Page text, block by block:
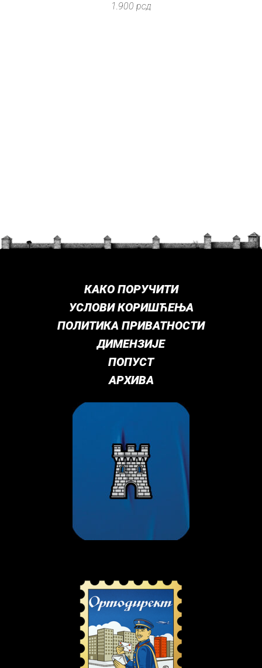
1.900 рсд
КАКО ПОРУЧИТИ
УСЛОВИ КОРИШЋЕЊА
ПОЛИТИКА ПРИВАТНОСТИ
ДИМЕНЗИЈЕ
ПОПУСТ
АРХИВА